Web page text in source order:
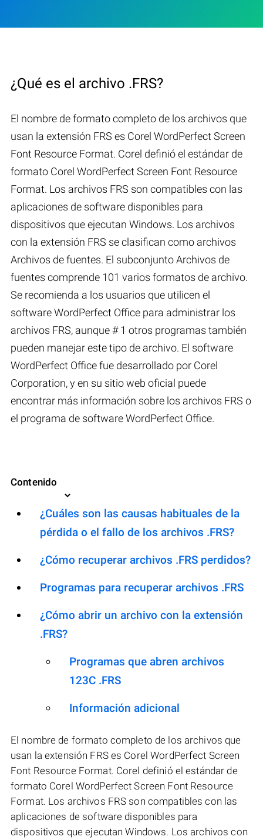
¿Qué es el archivo .FRS?
El nombre de formato completo de los archivos que
usan la extensión FRS es Corel WordPerfect Screen
Font Resource Format. Corel definió el estándar de
formato Corel WordPerfect Screen Font Resource
Format. Los archivos FRS son compatibles con las
aplicaciones de software disponibles para
dispositivos que ejecutan Windows. Los archivos
con la extensión FRS se clasifican como archivos
Archivos de fuentes. El subconjunto Archivos de
fuentes comprende 101 varios formatos de archivo.
Se recomienda a los usuarios que utilicen el
software WordPerfect Office para administrar los
archivos FRS, aunque # 1 otros programas también
pueden manejar este tipo de archivo. El software
WordPerfect Office fue desarrollado por Corel
Corporation, y en su sitio web oficial puede
encontrar más información sobre los archivos FRS o
el programa de software WordPerfect Office.
Contenido
¿Cuáles son las causas habituales de la
pérdida o el fallo de los archivos .FRS?
¿Cómo recuperar archivos .FRS perdidos?
Programas para recuperar archivos .FRS
¿Cómo abrir un archivo con la extensión
.FRS?
Programas que abren archivos
123C .FRS
Información adicional
El nombre de formato completo de los archivos que
usan la extensión FRS es Corel WordPerfect Screen
Font Resource Format. Corel definió el estándar de
formato Corel WordPerfect Screen Font Resource
Format. Los archivos FRS son compatibles con las
aplicaciones de software disponibles para
dispositivos que ejecutan Windows. Los archivos con